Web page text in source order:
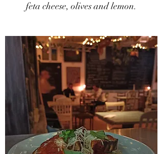
feta cheese, olives and lemon.